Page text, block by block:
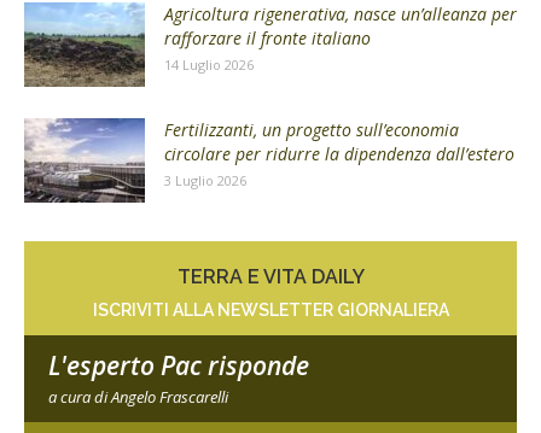
Agricoltura rigenerativa, nasce un’alleanza per
rafforzare il fronte italiano
14 Luglio 2026
Fertilizzanti, un progetto sull’economia
circolare per ridurre la dipendenza dall’estero
3 Luglio 2026
TERRA E VITA DAILY
ISCRIVITI ALLA NEWSLETTER GIORNALIERA
L'esperto Pac risponde
a cura di Angelo Frascarelli